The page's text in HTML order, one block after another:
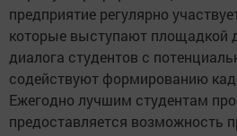
предприятие регулярно
которые выступают площадкой
диалога студентов с
содействуют формированию
Ежегодно лучшим студентам
предоставляется возможность